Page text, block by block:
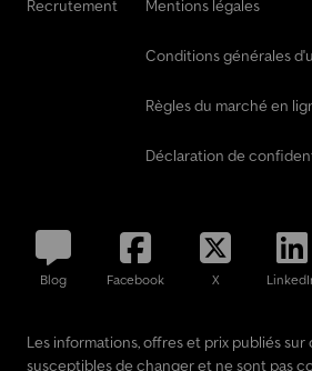
Recrutement Mentions légales
Conditions générales
Règles du marché en
Déclaration de
Blog Facebook X
Les informations, offres et prix publiés
susceptibles de changer et ne sont pas